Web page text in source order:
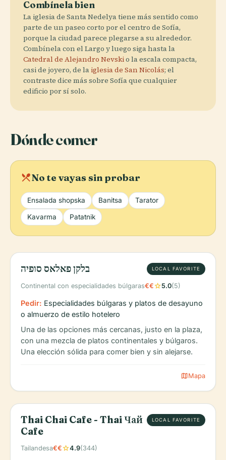
Combínela bien
La iglesia de Santa Nedelya tiene más sentido como
parte de un paseo corto por el centro de Sofía,
porque la ciudad parece plegarse a su alrededor.
Combínela con el Largo y luego siga hasta la
Catedral de Alejandro Nevskio la escala compacta,
casi de joyero, de la iglesia de San Nicolás; el
contraste dice más sobre Sofía que cualquier
edificio por sí solo.
Dónde comer
local_diningNo te vayas sin probar
Ensalada shopska Banitsa Tarator
Kavarma Patatnik
בלקן פאלאס סופיה LOCAL FAVORITE
Continental con especialidades búlgaras€€star5.0(5)
Pedir: Especialidades búlgaras y platos de desayuno
o almuerzo de estilo hotelero
Una de las opciones más cercanas, justo en la plaza,
con una mezcla de platos continentales y búlgaros.
Una elección sólida para comer bien y sin alejarse.
mapMapa
Thai Chai Cafe - Thai Чай
Cafe
LOCAL FAVORITE
Tailandesa€€star4.9(344)